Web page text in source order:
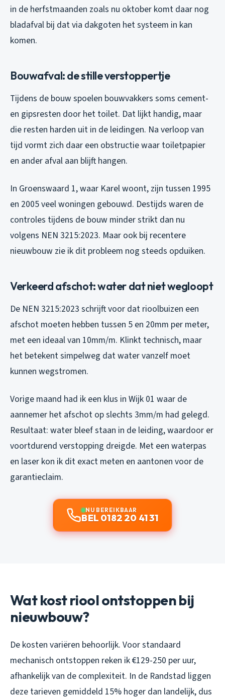
in de herfstmaanden zoals nu oktober komt daar nog
bladafval bij dat via dakgoten het systeem in kan
komen.
Bouwafval: de stille verstoppertje
Tijdens de bouw spoelen bouwvakkers soms cement-
en gipsresten door het toilet. Dat lijkt handig, maar
die resten harden uit in de leidingen. Na verloop van
tijd vormt zich daar een obstructie waar toiletpapier
en ander afval aan blijft hangen.
In Groenswaard 1, waar Karel woont, zijn tussen 1995
en 2005 veel woningen gebouwd. Destijds waren de
controles tijdens de bouw minder strikt dan nu
volgens NEN 3215:2023. Maar ook bij recentere
nieuwbouw zie ik dit probleem nog steeds opduiken.
Verkeerd afschot: water dat niet wegloopt
De NEN 3215:2023 schrijft voor dat rioolbuizen een
afschot moeten hebben tussen 5 en 20mm per meter,
met een ideaal van 10mm/m. Klinkt technisch, maar
het betekent simpelweg dat water vanzelf moet
kunnen wegstromen.
Vorige maand had ik een klus in Wijk 01 waar de
aannemer het afschot op slechts 3mm/m had gelegd.
Resultaat: water bleef staan in de leiding, waardoor er
voortdurend verstopping dreigde. Met een waterpas
en laser kon ik dit exact meten en aantonen voor de
garantieclaim.
NU BEREIKBAAR
BEL 0182 20 41 31
Wat kost riool ontstoppen bij
nieuwbouw?
De kosten variëren behoorlijk. Voor standaard
mechanisch ontstoppen reken ik €129-250 per uur,
afhankelijk van de complexiteit. In de Randstad liggen
deze tarieven gemiddeld 15% hoger dan landelijk, dus